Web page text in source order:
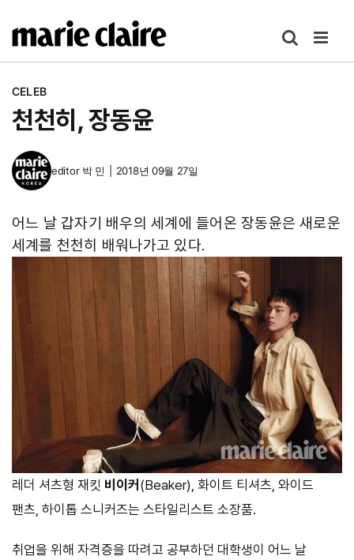
텐
건
너
CELEB
천천히, 장동윤
editor 박 민 2018년 09월 27일
어느 날 갑자기 배우의 세계에 들어온 장동윤은 새로운
세계를 천천히 배워나가고 있다.
레더 셔츠형 재킷 비이커 (Beaker), 화이트 티셔츠, 와이드
팬츠, 하이톱 스니커즈는 스타일리스트 소장품.
취업을 위해 자격증을 따려고 공부하던 대학생이 어느 날